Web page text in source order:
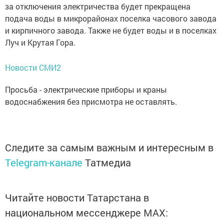
за отключения электричества будет прекращена
подача воды в микрорайонах поселка часового завода
и кирпичного завода. Также не будет воды и в поселках
Луч и Крутая Гора.
Новости СМИ2
Просьба - электрические приборы и краны
водоснабжения без присмотра не оставлять.
Следите за самым важным и интересным в
Telegram-канале Татмедиа
Читайте новости Татарстана в
национальном мессенджере MАХ: